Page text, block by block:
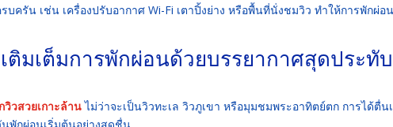
ครัน เช่น เครื่องปรับอากาศ Wi-Fi เตาปิ้งย่าง หรือพื้นที่นั่งชมวิว ทำให้การพักผ่อน
ติมเต็มการพักผ่อนด้วยบรรยากาศสุดประทั
วสวยเกาะล้านไม่ว่าจะเป็นวิวทะเล วิวภูเขา หรือมุมชมพระอาทิตย์ตก การได้ตื่น